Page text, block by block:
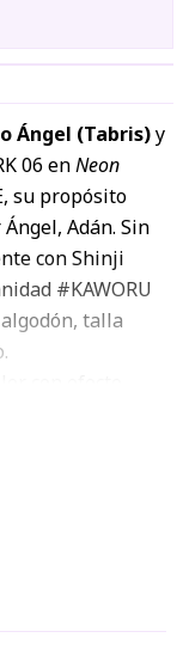
Ángel (Tabris)y
06 enNeon
su propósito
Adán. Sin
con Shinji
#KAWORU
talla
variar con